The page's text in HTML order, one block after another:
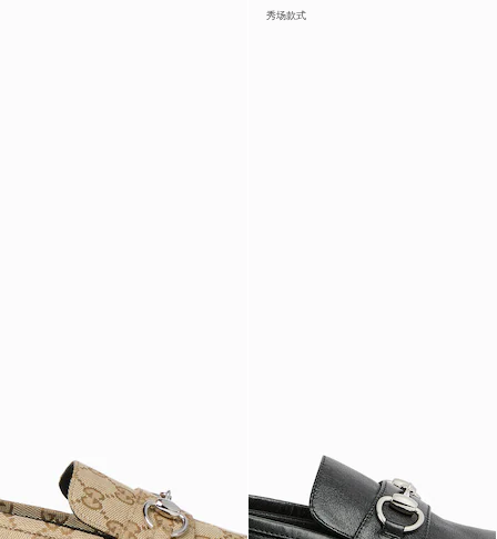
秀场款式